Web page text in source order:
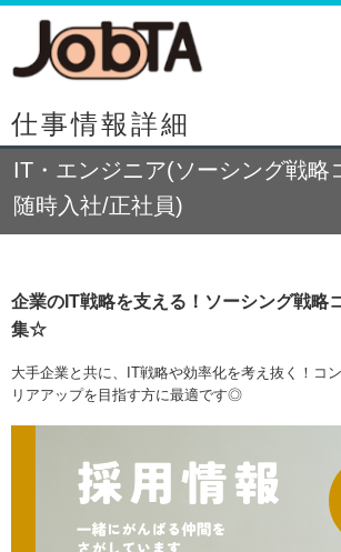
仕事情報詳細
IT・エンジニア(ソーシング戦略
随時入社/正社員)
企業のIT戦略を支える！ソーシング戦略
集☆
大手企業と共に、IT戦略や効率化を考え抜く！コ
リアアップを目指す方に最適です◎